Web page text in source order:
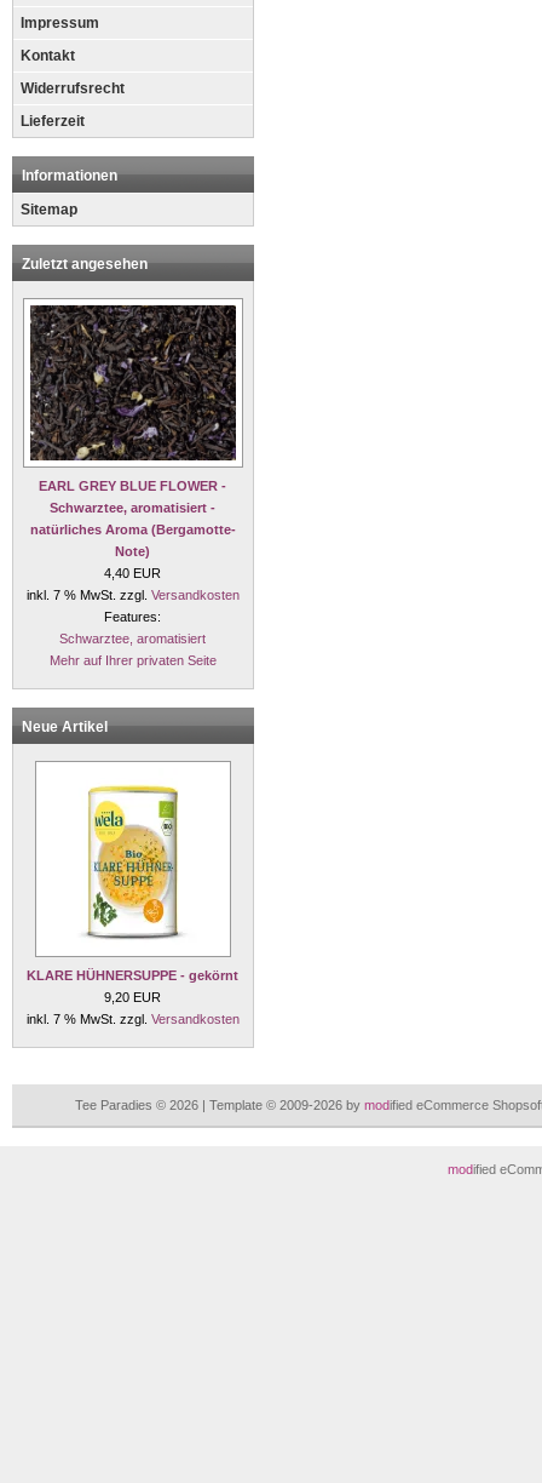
Impressum
Kontakt
Widerrufsrecht
Lieferzeit
Informationen
Sitemap
Zuletzt angesehen
EARL GREY BLUE FLOWER -
Schwarztee, aromatisiert -
natürliches Aroma (Bergamotte-
Note)
4,40 EUR
inkl. 7 % MwSt. zzgl. Versandkosten
Features:
Schwarztee, aromatisiert
Mehr auf Ihrer privaten Seite
Neue Artikel
KLARE HÜHNERSUPPE - gekörnt
9,20 EUR
inkl. 7 % MwSt. zzgl. Versandkosten
Tee Paradies © 2026 | Template © 2009-2026 by modified eCommerce
modified